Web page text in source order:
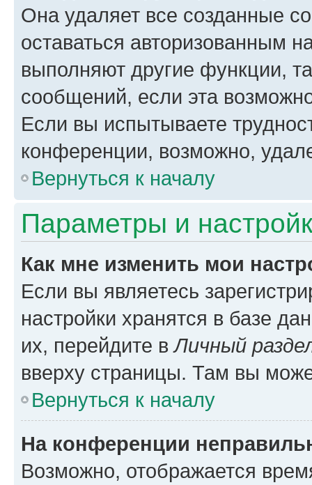
Она удаляет все созданные
оставаться авторизованным
выполняют другие функции,
сообщений, если эта
Если вы испытываете
конференции, возможно,
Вернуться к началу
Параметры и
Как мне изменить мои
Если вы являетесь
настройки хранятся в базе
их, перейдите вЛичный
вверху страницы. Там вы
Вернуться к началу
На конференции
Возможно, отображается